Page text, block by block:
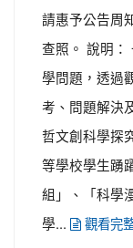
請惠予公告周
查照。 說明：
學問題，透過
考、問題解決
哲文創科學探
等學校學生踴
組」、「科學
學...
觀看完